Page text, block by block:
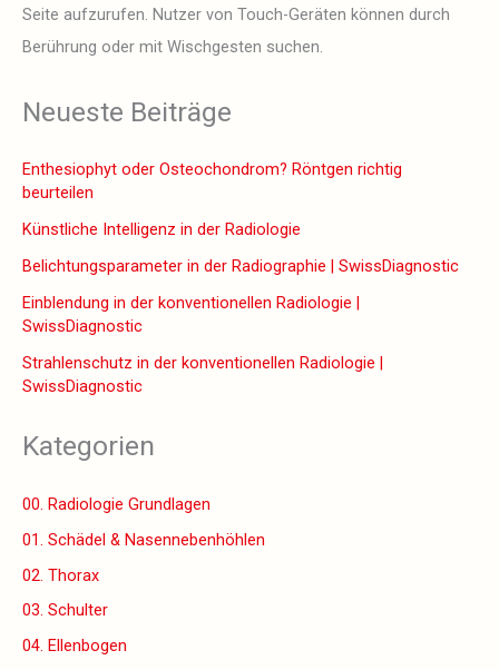
Seite aufzurufen. Nutzer von Touch-Geräten können durch
Berührung oder mit Wischgesten suchen.
Neueste Beiträge
Enthesiophyt oder Osteochondrom? Röntgen richtig
beurteilen
Künstliche Intelligenz in der Radiologie
Belichtungsparameter in der Radiographie | SwissDiagnostic
Einblendung in der konventionellen Radiologie |
SwissDiagnostic
Strahlenschutz in der konventionellen Radiologie |
SwissDiagnostic
Kategorien
00. Radiologie Grundlagen
01. Schädel & Nasennebenhöhlen
02. Thorax
03. Schulter
04. Ellenbogen